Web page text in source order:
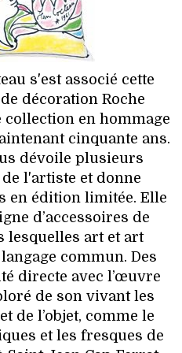
RUE
MARQUES
s'est associé cette
décoration Roche
en hommage
cinquante ans.
dévoile plusieurs
l'artiste et donne
en édition limitée. Elle
d’accessoires de
lesquelles art et art
commun. Des
directe avec l’œuvre
de son vivant les
de l’objet, comme le
et les fresques de